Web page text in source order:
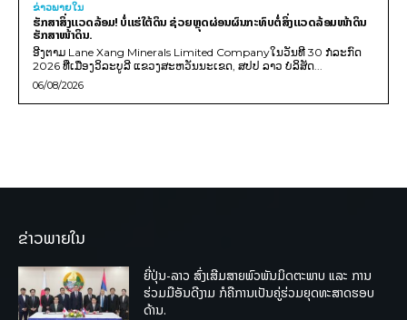
ຂ່າວພາຍ​ໃນ
ຮັກສາສິ່ງແວດລ້ອມ! ບໍ່ແຮ່ໃຕ້ດິນ ຊ່ວຍຫຼຸດຜ່ອນຜົນກະທົບຕໍ່ສິ່ງແວດລ້ອມໜ້າດິນ
ຮັກສາໜ້າດິນ.
ອີງຕາມ Lane Xang Minerals Limited Companyໃນວັນທີ 30 ກໍລະກົດ
2026 ທີ່ເມືອງວິລະບູລີ ແຂວງສະຫວັນນະເຂດ, ສປປ ລາວ ບໍລິສັດ...
06/08/2026
ຂ່າວພາຍໃນ
ຍີ່ປຸ່ນ-ລາວ ສົ່ງເສີມສາຍພົວພັນມິດຕະພາບ ແລະ ການ
ຮ່ວມມືອັນດີງາມ ກໍຄືການເປັນຄູ່ຮ່ວມຍຸດທະສາດຮອບ
ດ້ານ.